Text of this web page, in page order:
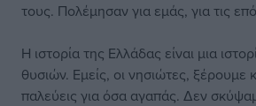
τους. Πολέμησαν για εμάς, για τις
Η ιστορία της Ελλάδας είναι μια
θυσιών. Εμείς, οι νησιώτες, ξέρουμε
παλεύεις για όσα αγαπάς. Δεν